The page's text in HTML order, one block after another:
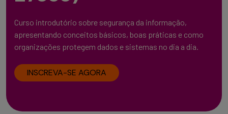
Curso introdutório sobre segurança da informação,
apresentando conceitos básicos, boas práticas e como
organizações protegem dados e sistemas no dia a dia.
INSCREVA-SE AGORA